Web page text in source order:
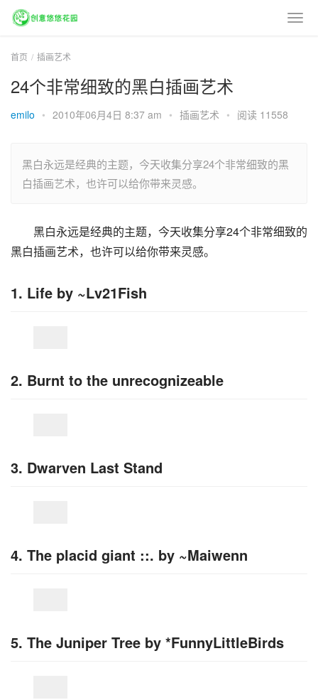
首页 插画艺术
24个非常细致的黑白插画艺术
emilo • 2010年06月4日 8:37 am • 插画艺术 • 阅读 11558
黑白永远是经典的主题，今天收集分享24个非常细致的黑
白插画艺术，也许可以给你带来灵感。
黑白永远是经典的主题，今天收集分享24个非常细致的
黑白插画艺术，也许可以给你带来灵感。
1. Life by ~Lv21Fish
2. Burnt to the unrecognizeable
3. Dwarven Last Stand
4. The placid giant ::. by ~Maiwenn
5. The Juniper Tree by *FunnyLittleBirds